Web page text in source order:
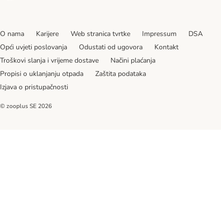
O nama Karijere Web stranica tvrtke Impressum
DSA
Opći uvjeti poslovanja
Odustati od ugovora
Kontakt
Troškovi slanja i vrijeme dostave
Načini plaćanja
Propisi o uklanjanju otpada
Zaštita podataka
Izjava o pristupačnosti
© zooplus SE 2026